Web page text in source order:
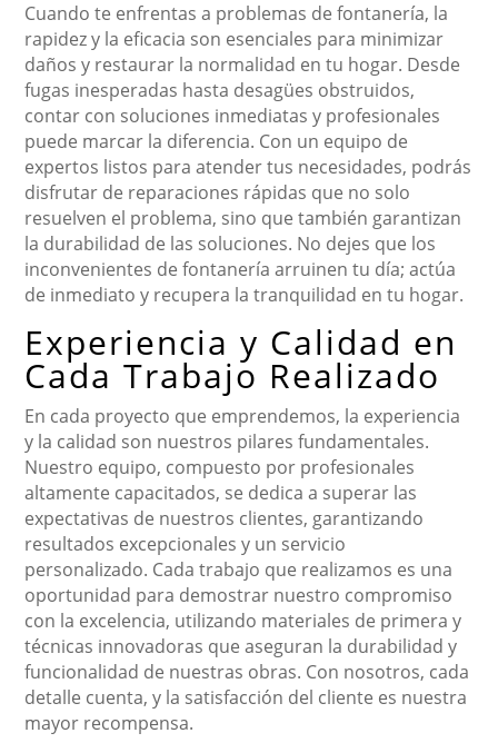
Cuando te enfrentas a problemas de fontanería, la
rapidez y la eficacia son esenciales para minimizar
daños y restaurar la normalidad en tu hogar. Desde
fugas inesperadas hasta desagües obstruidos,
contar con soluciones inmediatas y profesionales
puede marcar la diferencia. Con un equipo de
expertos listos para atender tus necesidades, podrás
disfrutar de reparaciones rápidas que no solo
resuelven el problema, sino que también garantizan
la durabilidad de las soluciones. No dejes que los
inconvenientes de fontanería arruinen tu día; actúa
de inmediato y recupera la tranquilidad en tu hogar.
Experiencia y Calidad en
Cada Trabajo Realizado
En cada proyecto que emprendemos, la experiencia
y la calidad son nuestros pilares fundamentales.
Nuestro equipo, compuesto por profesionales
altamente capacitados, se dedica a superar las
expectativas de nuestros clientes, garantizando
resultados excepcionales y un servicio
personalizado. Cada trabajo que realizamos es una
oportunidad para demostrar nuestro compromiso
con la excelencia, utilizando materiales de primera y
técnicas innovadoras que aseguran la durabilidad y
funcionalidad de nuestras obras. Con nosotros, cada
detalle cuenta, y la satisfacción del cliente es nuestra
mayor recompensa.